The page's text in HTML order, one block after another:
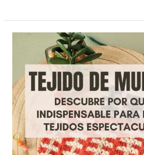
muestra,
por
qué
es
indispensable
para